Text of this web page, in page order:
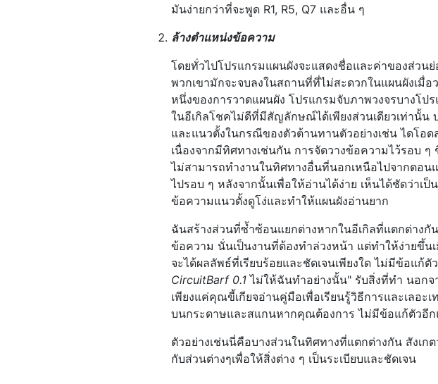
มันง่ายกว่าที่จะพูด R1, R5, Q7 และอื่น ๆ
ล้างตำแหน่งข้อความ
โดยทั่วไปโปรแกรมแผนผังจะแสดงชื่อและค่าของส่วน
พวกเขามักจะจบลงในสถานที่ที่ไม่สะดวกในแผนผังเมื่
หนึ่งของการวาดแผนผัง โปรแกรมจับภาพวงจรบางโป
ในอีเกิลโชคไม่ดีที่มีสัญลักษณ์ได้เพียงส่วนเดียวเท่านั้น
และแนวตั้งในกรณีของตัวต้านทานตัวอย่างเช่น ไดโอ
เนื่องจากมีทิศทางเช่นกัน การจัดวางข้อความไว้รอบ
ไม่สามารถทำงานในทิศทางอื่นที่นอกเหนือไปจากตอ
ไปรอบ ๆ หลังจากนั้นเพื่อให้อ่านได้ง่าย เห็นได้ชัดว่า
ข้อความแนวตั้งดูโง่และทำให้แผนผังอ่านยาก
ฉันสร้างส่วนที่ซ้ำซ้อนแยกต่างหากในอีเกิลที่แตกต่าง
ข้อความ นั่นเป็นงานที่ต้องทำล่วงหน้า แต่ทำให้ง่ายขึ้
จะได้ผลลัพธ์ที่เรียบร้อยและชัดเจนเพียงใด ไม่มีข้อแก้ตั
CircuitBarf 0.1ไม่ให้ฉันทำอย่างนั้น" รับสิ่งที่ทำ นอก
เพียงแค่คุณขี้เกียจอ่านคู่มือเพื่อเรียนรู้วิธีการและเลอะ
บนกระดาษและสแกนหากคุณต้องการ ไม่มีข้อแก้ตัวอีก
ตัวอย่างเช่นนี่คือบางส่วนในทิศทางที่แตกต่างกัน สังเ
กับส่วนต่างๆเพื่อให้สิ่งต่าง ๆ เป็นระเบียบและชัดเจน